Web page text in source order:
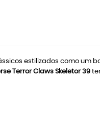
estilizados como um
Terror Claws Skeletor 39